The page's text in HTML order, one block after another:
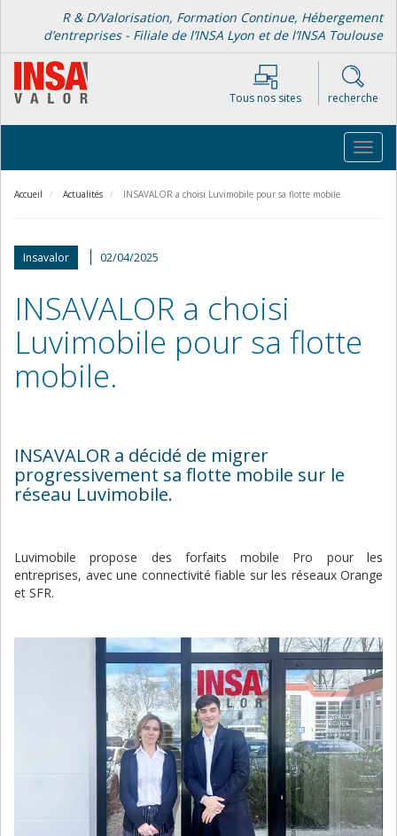
contenu
principal
R & D/Valorisation, Formation Continue, Hébergement
d’entreprises - Filiale de l’INSA Lyon et de l’INSA Toulouse
Tous nos sites recherche
Accueil Actualités INSAVALOR a choisi Luvimobile pour sa flotte mobile.
Insavalor 02/04/2025
INSAVALOR a choisi
Luvimobile pour sa flotte
mobile.
INSAVALOR a décidé de migrer
progressivement sa flotte mobile sur le
réseau Luvimobile.
Luvimobile propose des forfaits mobile Pro pour les
entreprises, avec une connectivité fiable sur les réseaux Orange
et SFR.